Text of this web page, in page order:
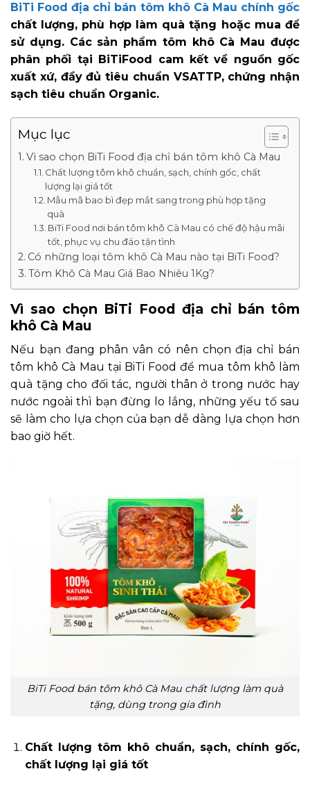
BiTi Food địa chỉ bán tôm khô Cà Mau chính gốc
chất lượng, phù hợp làm quà tặng hoặc mua để
sử dụng. Các sản phẩm tôm khô Cà Mau được
phân phối tại BiTiFood cam kết về nguồn gốc
xuất xứ, đầy đủ tiêu chuẩn VSATTP, chứng nhận
sạch tiêu chuẩn Organic.
Mục lục
Vì sao chọn BiTi Food địa chỉ bán tôm khô Cà Mau
Chất lượng tôm khô chuẩn, sạch, chính gốc, chất
lượng lại giá tốt
Mẫu mã bao bì đẹp mắt sang trong phù hợp tặng
quà
BiTi Food nơi bán tôm khô Cà Mau có chế độ hậu mãi
tốt, phục vụ chu đáo tận tình
Có những loại tôm khô Cà Mau nào tại BiTi Food?
Tôm Khô Cà Mau Giá Bao Nhiêu 1Kg?
Vì sao chọn BiTi Food địa chỉ bán tôm
khô Cà Mau
Nếu bạn đang phân vân có nên chọn địa chỉ bán
tôm khô Cà Mau tại BiTi Food để mua tôm khô làm
quà tặng cho đối tác, người thân ở trong nước hay
nước ngoài thì bạn đừng lo lắng, những yếu tố sau
sẽ làm cho lựa chọn của bạn dễ dàng lựa chọn hơn
bao giờ hết.
BiTi Food bán tôm khô Cà Mau chất lượng làm quà
tặng, dùng trong gia đình
Chất lượng tôm khô chuẩn, sạch, chính gốc,
chất lượng lại giá tốt